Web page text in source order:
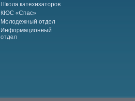
Школа катехизаторов
КЮС «Спас»
Молодежный отдел
Информационный
отдел